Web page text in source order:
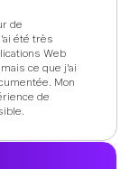
de
été très
Web
ce que j'ai
Mon
de